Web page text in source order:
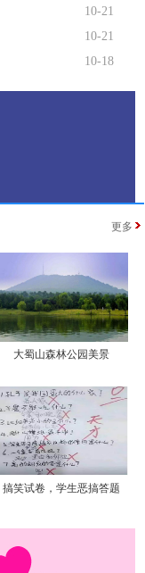
10-21
10-21
10-18
更多
大蜀山森林公园美景
搞笑试卷，学生恶搞答题